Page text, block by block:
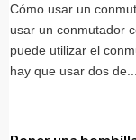
Cómo usar un
usar un conmutador
puede utilizar el
hay que usar dos de...